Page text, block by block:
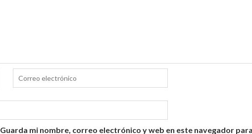
Guarda mi nombre, correo electrónico y web en este navegador